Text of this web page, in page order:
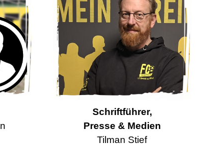
Schriftführer,
Presse & Medien
Tilman Stief